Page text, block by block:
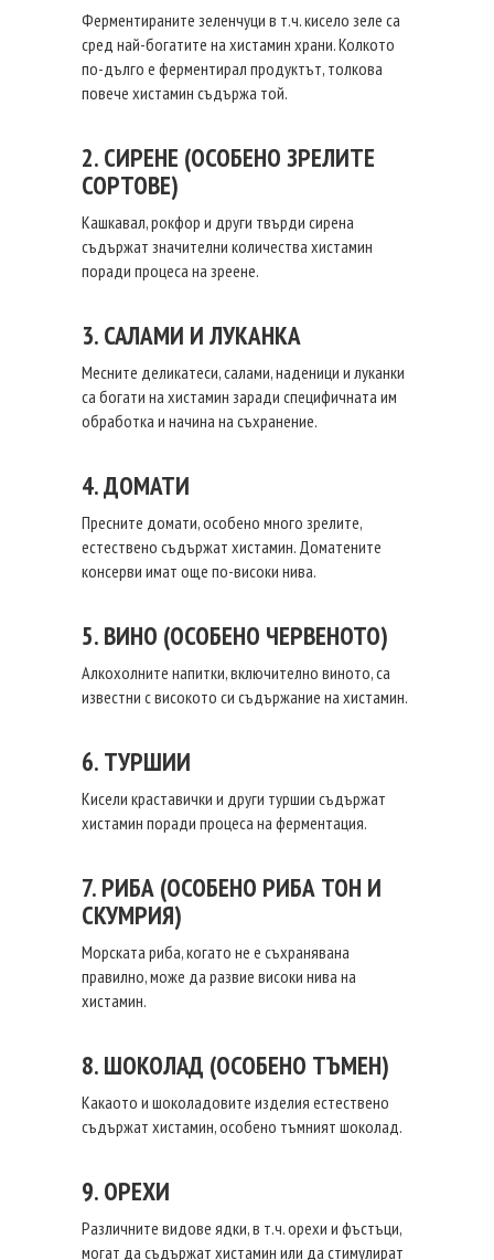
Ферментираните зеленчуци в т.ч. кисело зеле са
сред най-богатите на хистамин храни. Колкото
по-дълго е ферментирал продуктът, толкова
повече хистамин съдържа той.
2. СИРЕНЕ (ОСОБЕНО ЗРЕЛИТЕ
СОРТОВЕ)
Кашкавал, рокфор и други твърди сирена
съдържат значителни количества хистамин
поради процеса на зреене.
3. САЛАМИ И ЛУКАНКА
Месните деликатеси, салами, наденици и луканки
са богати на хистамин заради специфичната им
обработка и начина на съхранение.
4. ДОМАТИ
Пресните домати, особено много зрелите,
естествено съдържат хистамин. Доматените
консерви имат още по-високи нива.
5. ВИНО (ОСОБЕНО ЧЕРВЕНОТО)
Алкохолните напитки, включително виното, са
известни с високото си съдържание на хистамин.
6. ТУРШИИ
Кисели краставички и други туршии съдържат
хистамин поради процеса на ферментация.
7. РИБА (ОСОБЕНО РИБА ТОН И
СКУМРИЯ)
Морската риба, когато не е съхранявана
правилно, може да развие високи нива на
хистамин.
8. ШОКОЛАД (ОСОБЕНО ТЪМЕН)
Какаото и шоколадовите изделия естествено
съдържат хистамин, особено тъмният шоколад.
9. ОРЕХИ
Различните видове ядки, в т.ч. орехи и фъстъци,
могат да съдържат хистамин или да стимулират